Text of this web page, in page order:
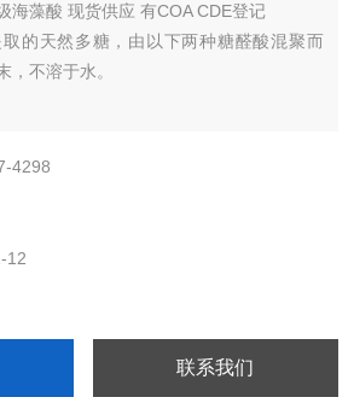
海藻酸 现货供应 有COA CDE登记
的天然多糖，由以下两种糖醛酸混聚而
，不溶于水。
4298
12
联系我们